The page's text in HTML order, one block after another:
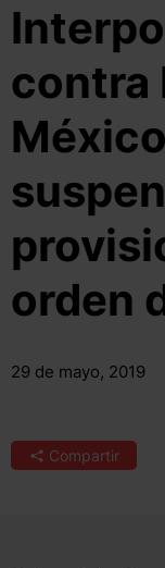
contra
orden
29 de mayo, 2019
Compartir